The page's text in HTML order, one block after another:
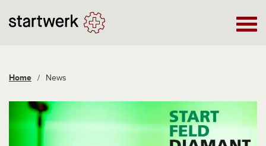
Home / News